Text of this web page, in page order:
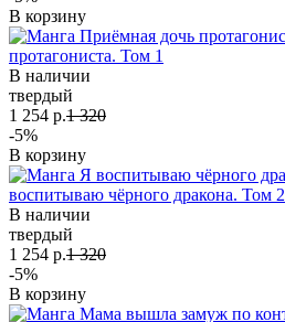
В корзину
протагониста. Том 1
В наличии
твердый
1 254 р.1 320
-5%
В корзину
воспитываю чёрного дракона. Том 2
В наличии
твердый
1 254 р.1 320
-5%
В корзину